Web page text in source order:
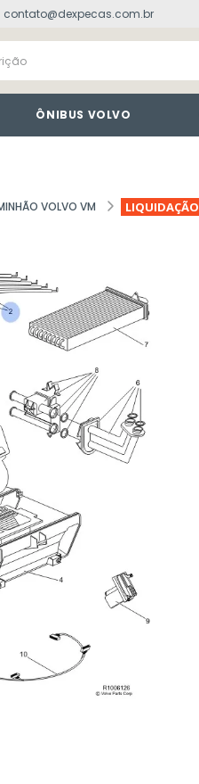
contato@dexpecas.com.br
ÔNIBUS VOLVO
VOLVO VM LIQUIDAÇÃO